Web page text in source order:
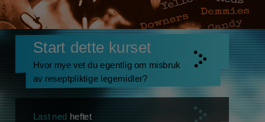
Start dette kurset
Hvor mye vet du egentlig om misbruk
av reseptpliktige legemidler?
Last ned heftet